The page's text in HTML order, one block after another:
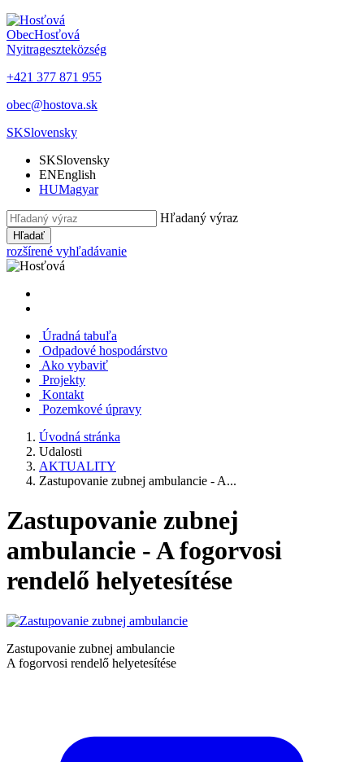
ObecHosťová
Nyitrageszteközség
+421 377 871 955
obec@hostova.sk
SKSlovensky
SKSlovensky
ENEnglish
HUMagyar
Hľadaný výraz
Hľadať
rozšírené vyhľadávanie
Úradná tabuľa
Odpadové hospodárstvo
Ako vybaviť
Projekty
Kontakt
Pozemkové úpravy
Úvodná stránka
Udalosti
AKTUALITY
Zastupovanie zubnej ambulancie - A...
Zastupovanie zubnej
ambulancie - A fogorvosi
rendelő helyetesítése
Zastupovanie zubnej ambulancie
A fogorvosi rendelő helyetesítése